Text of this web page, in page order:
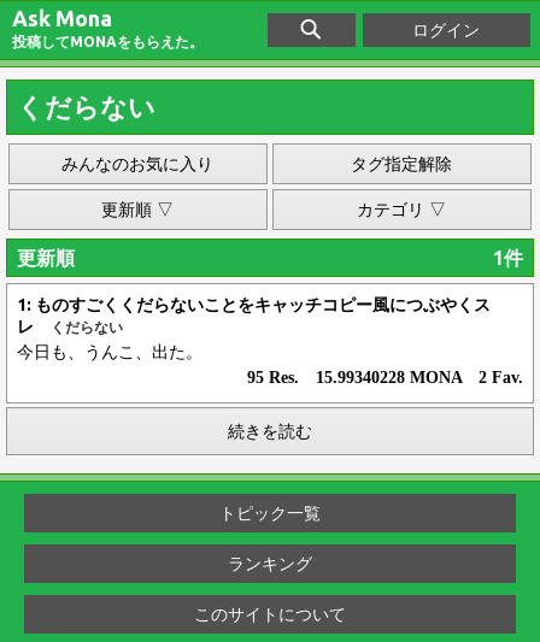
Ask Mona
投稿してMONAをもらえた。
ログイン
くだらない
みんなのお気に入り タグ指定解除
更新順 ▽ カテゴリ ▽
更新順 1件
1: ものすごくくだらないことをキャッチコピー風につぶやくス
レ
くだらない
今日も、うんこ、出た。
95 Res. 15.99340228 MONA 2 Fav.
続きを読む
トピック一覧
ランキング
このサイトについて